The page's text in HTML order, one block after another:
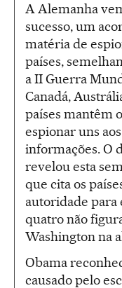
A Alemanha
sucesso, um
matéria de
países,
a II Guerra
Canadá,
países mantêm
espionar uns
informações. O
revelou esta
que cita os
autoridade para
quatro não
Washington na
Obama
causado pelo